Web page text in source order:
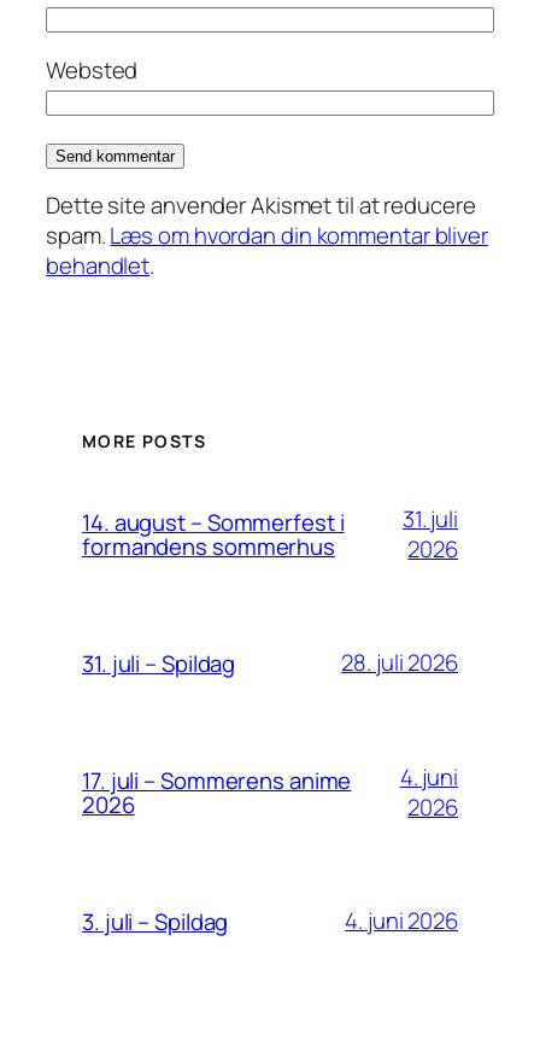
Websted
Dette site anvender Akismet til at reducere
spam.Læs om hvordan din kommentar bliver
behandlet.
MORE POSTS
14. august – Sommerfest i
formandens sommerhus
31. juli
2026
31. juli – Spildag 28. juli 2026
17. juli – Sommerens anime
2026
4. juni
2026
3. juli – Spildag 4. juni 2026